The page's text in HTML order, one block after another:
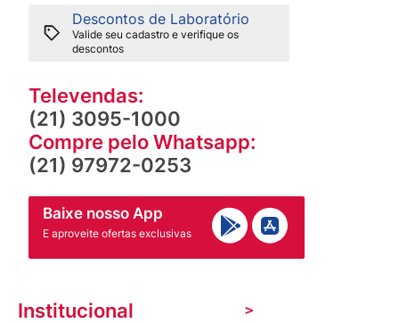
Descontos de Laboratório
Valide seu cadastro e verifique os
descontos
Televendas:
(21) 3095-1000
Compre pelo Whatsapp:
(21) 97972-0253
Baixe nosso App
E aproveite ofertas exclusivas
Institucional